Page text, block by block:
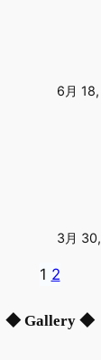
6月
3月
1 2
◆ Gallery ◆